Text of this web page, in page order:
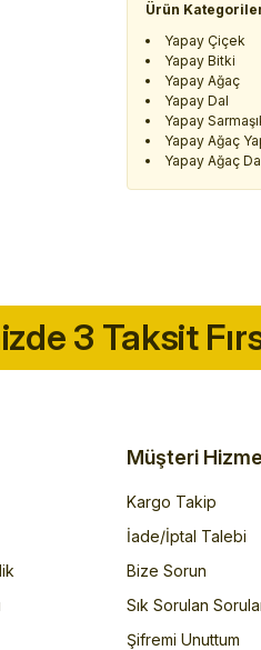
Ürün
Yapay Çiçek
Yapay Bitki
Yapay Ağaç
Yapay Dal
Yapay
Yapay Ağaç
Yapay Ağaç
3 Taksit
Müşteri
Kargo Takip
İade/İptal Talebi
Bize Sorun
Sık Sorulan
Şifremi Unuttum